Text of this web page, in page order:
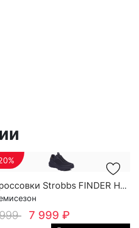
Кроссовки Strobbs FINDER HG M 3788-2
7 999 ₽